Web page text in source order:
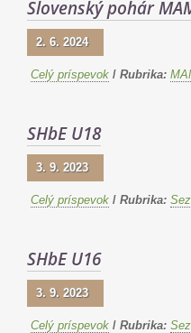
Slovenský pohár
2. 6. 2024
Celý príspevok / Rubrika:
SHbE U18
3. 9. 2023
Celý príspevok / Rubrika:
SHbE U16
3. 9. 2023
Celý príspevok / Rubrika: